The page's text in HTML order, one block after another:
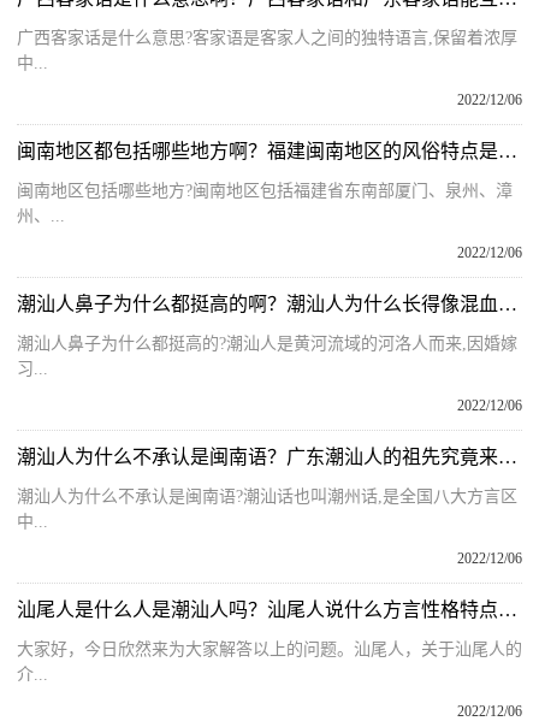
广西客家话是什么意思?客家语是客家人之间的独特语言,保留着浓厚
中...
2022/12/06
闽南地区都包括哪些地方啊？福建闽南地区的风俗特点是什么呢？
闽南地区包括哪些地方?闽南地区包括福建省东南部厦门、泉州、漳
州、...
2022/12/06
潮汕人鼻子为什么都挺高的啊？潮汕人为什么长得像混血是何原因？
潮汕人鼻子为什么都挺高的?潮汕人是黄河流域的河洛人而来,因婚嫁
习...
2022/12/06
潮汕人为什么不承认是闽南语？广东潮汕人的祖先究竟来自哪里呢？
潮汕人为什么不承认是闽南语?潮汕话也叫潮州话,是全国八大方言区
中...
2022/12/06
汕尾人是什么人是潮汕人吗？汕尾人说什么方言性格特点怎么样呢？
大家好，今日欣然来为大家解答以上的问题。汕尾人，关于汕尾人的
介...
2022/12/06